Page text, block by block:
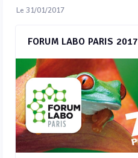
Le 31/01/2017
FORUM LABO PARIS 2017